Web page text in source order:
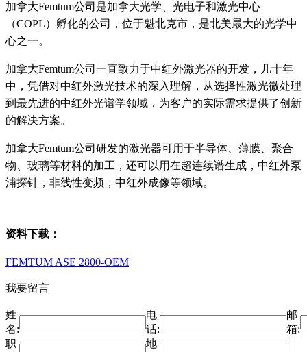
加拿大Femtum公司是加拿大光学、光电子和激光中心
（COPL）孵化的公司，位于魁北克市，是北美最大的光学中
心之一。
加拿大Femtum公司一直致力于中红外激光器的开发，几十年
中，凭借对中红外激光技术的深入理解，从选择性激光微处理
到最先进的中红外光谱学领域，为客户的实际需求提供了创新
的解决方案。
加拿大Femtum公司研发的激光器可用于半导体、薄膜、聚合
物、玻璃等材料的加工，还可以用在超连续谱生成，中红外泵
浦探针，非线性变频，中红外成像等领域。
资料下载：
FEMTUM ASE 2800-OEM
我要留言
姓
名:
电
话:
邮
箱:
职
地